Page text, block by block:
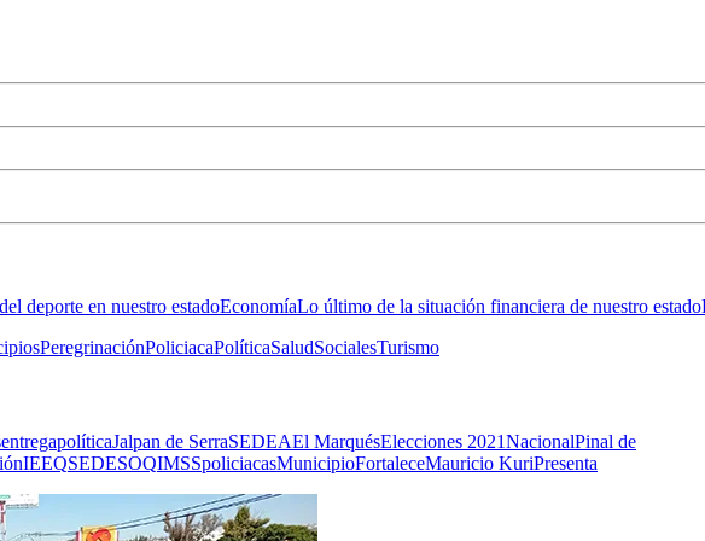
deporte en nuestro estadoEconomíaLo último de la situación financiera de nuestro estado
PeregrinaciónPoliciacaPolíticaSaludSocialesTurismo
entregapolíticaJalpan de SerraSEDEAEl MarquésElecciones 2021NacionalPinal de
IEEQSEDESOQIMSSpoliciacasMunicipioFortaleceMauricio KuriPresenta